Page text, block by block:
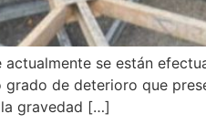
se están
de deterioro que
gravedad […]